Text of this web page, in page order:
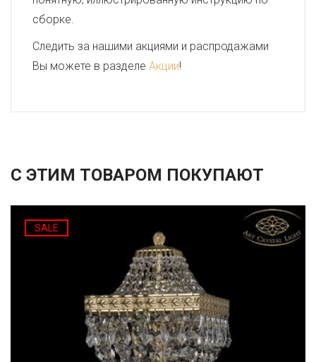
сборке.
Следить за нашими акциями и распродажами
Вы можете в разделе Акции!
С ЭТИМ ТОВАРОМ ПОКУПАЮТ
SALE